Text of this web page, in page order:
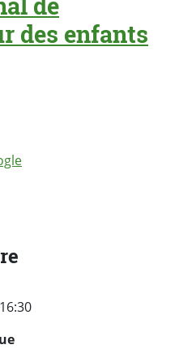
des enfants